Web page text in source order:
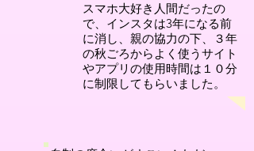
スマホ大好き人間だったの
で、インスタは3年になる前
に消し、親の協力の下、３年
の秋ごろからよく使うサイト
やアプリの使用時間は１０分
に制限してもらいました。